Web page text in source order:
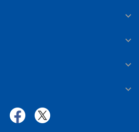



